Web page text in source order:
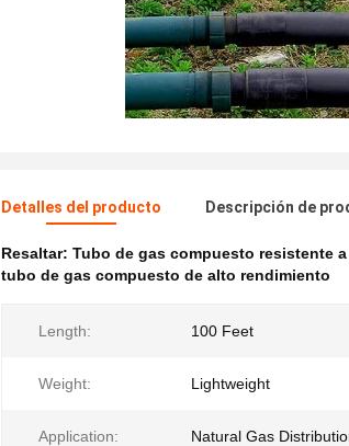
Detalles del producto Descripción de
Resaltar: Tubo de gas compuesto resistente
tubo de gas compuesto de alto rendimiento
Length: 100 Feet
Weight: Lightweight
Application: Natural Gas